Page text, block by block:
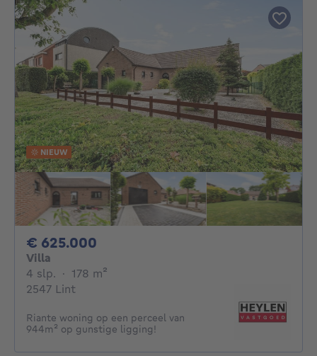
NIEUW
€ 625.000
Villa
4 slp. 4 slaapkamers
· 178 m²
2547 Lint
Riante woning op een perceel van
944m² op gunstige ligging!